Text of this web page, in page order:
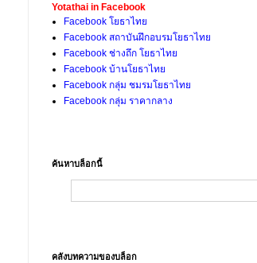
Yotathai in Facebook
Facebook โยธาไทย
Facebook สถาบันฝึกอบรมโยธาไทย
Facebook ช่างถึก โยธาไทย
Facebook บ้านโยธาไทย
Facebook กลุ่ม ชมรมโยธาไทย
Facebook กลุ่ม ราคากลาง
ค้นหาบล็อกนี้
คลังบทความของบล็อก